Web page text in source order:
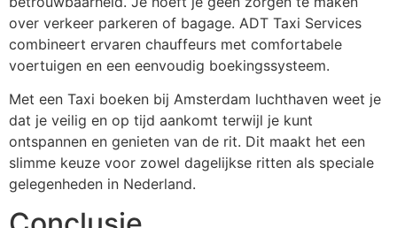
over verkeer parkeren of bagage. ADT Taxi Services
combineert ervaren chauffeurs met comfortabele
voertuigen en een eenvoudig boekingssysteem.
Met een Taxi boeken bij Amsterdam luchthaven weet je
dat je veilig en op tijd aankomt terwijl je kunt
ontspannen en genieten van de rit. Dit maakt het een
slimme keuze voor zowel dagelijkse ritten als speciale
gelegenheden in Nederland.